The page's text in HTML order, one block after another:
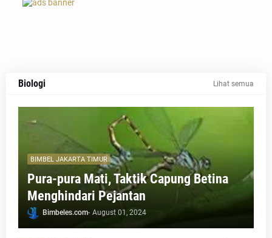
Biologi Lihat semua
BIMBEL JAKARTA TIMUR
Pura-pura Mati, Taktik Capung Betina
Menghindari Pejantan
Bimbeles.com- August 01, 2024